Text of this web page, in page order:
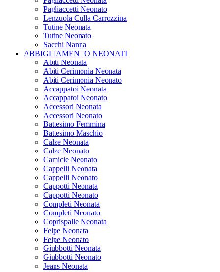
Pagliaccetti Neonato
Lenzuola Culla Carrozzina
Tutine Neonata
Tutine Neonato
Sacchi Nanna
ABBIGLIAMENTO NEONATI
Abiti Neonata
Abiti Cerimonia Neonata
Abiti Cerimonia Neonato
Accappatoi Neonata
Accappatoi Neonato
Accessori Neonata
Accessori Neonato
Battesimo Femmina
Battesimo Maschio
Calze Neonata
Calze Neonato
Camicie Neonato
Cappelli Neonata
Cappelli Neonato
Cappotti Neonata
Cappotti Neonato
Completi Neonata
Completi Neonato
Coprispalle Neonata
Felpe Neonata
Felpe Neonato
Giubbotti Neonata
Giubbotti Neonato
Jeans Neonata